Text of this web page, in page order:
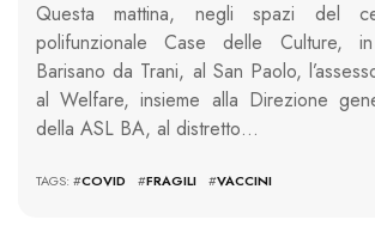
Questa mattina, negli spazi del
polifunzionale Case delle Culture,
Barisano da Trani, al San Paolo,
al Welfare, insieme alla Direzione
della ASL BA, al distretto…
TAGS: #COVID #FRAGILI #VACCINI